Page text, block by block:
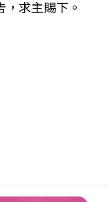
求主賜下。